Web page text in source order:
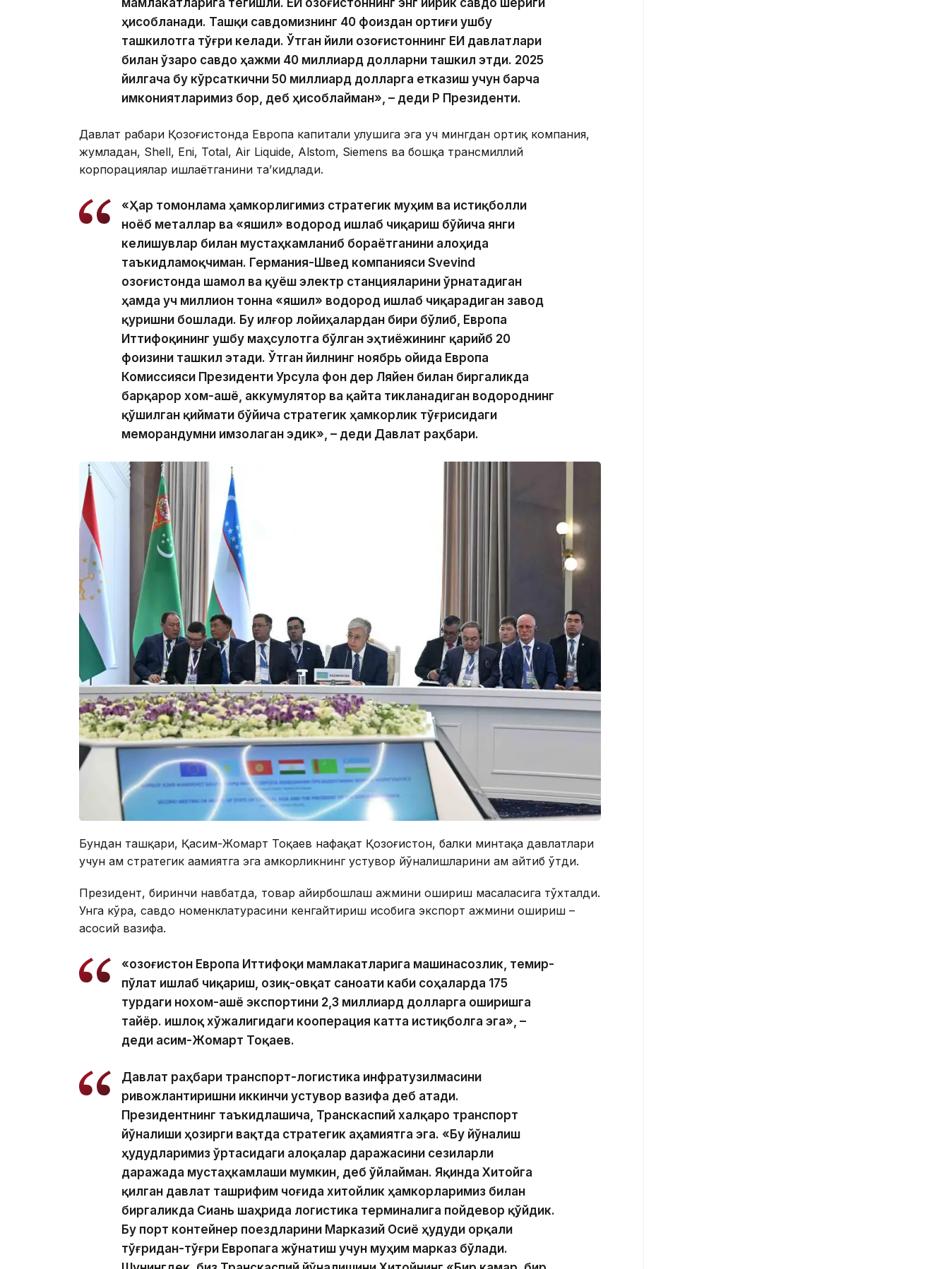
ҳисобланади. Ташқи савдомизнинг 40 фоиздан ортиғи ушбу
ташкилотга тўғри келади. Ўтган йили Қозоғистоннинг ЕИ давлатлари
билан ўзаро савдо ҳажми 40 миллиард долларни ташкил этди. 2025
йилгача бу кўрсаткични 50 миллиард долларга етказиш учун барча
имкониятларимиз бор, деб ҳисоблайман», – деди ҚР Президенти.
Давлат раҳбари Қозоғистонда Европа капитали улушига эга уч мингдан ортиқ компания,
жумладан, Shell, Eni, Total, Air Liquide, Alstom, Siemens ва бошқа трансмиллий
корпорациялар ишлаётганини таʼкидлади.
«Ҳар томонлама ҳамкорлигимиз стратегик муҳим ва истиқболли
ноёб металлар ва «яшил» водород ишлаб чиқариш бўйича янги
келишувлар билан мустаҳкамланиб бораётганини алоҳида
таъкидламоқчиман. Германия-Швед компанияси Svevind
Қозоғистонда шамол ва қуёш электр станцияларини ўрнатадиган
ҳамда уч миллион тонна «яшил» водород ишлаб чиқарадиган завод
қуришни бошлади. Бу илғор лойиҳалардан бири бўлиб, Европа
Иттифоқининг ушбу маҳсулотга бўлган эҳтиёжининг қарийб 20
фоизини ташкил этади. Ўтган йилнинг ноябрь ойида Европа
Комиссияси Президенти Урсула фон дер Ляйен билан биргаликда
барқарор хом-ашё, аккумулятор ва қайта тикланадиган водороднинг
қўшилган қиймати бўйича стратегик ҳамкорлик тўғрисидаги
меморандумни имзолаган эдик», – деди Давлат раҳбари.
Бундан ташқари, Қасим-Жомарт Тоқаев нафақат Қозоғистон, балки минтақа давлатлари
учун ҳам стратегик аҳамиятга эга ҳамкорликнинг устувор йўналишларини ҳам айтиб ўтди.
Президент, биринчи навбатда, товар айирбошлаш ҳажмини ошириш масаласига тўхталди.
Унга кўра, савдо номенклатурасини кенгайтириш ҳисобига экспорт ҳажмини ошириш –
асосий вазифа.
«Қозоғистон Европа Иттифоқи мамлакатларига машинасозлик, темир-
пўлат ишлаб чиқариш, озиқ-овқат саноати каби соҳаларда 175
турдаги нохом-ашё экспортини 2,3 миллиард долларга оширишга
тайёр. Қишлоқ хўжалигидаги кооперация катта истиқболга эга», –
деди Қасим-Жомарт Тоқаев.
Давлат раҳбари транспорт-логистика инфратузилмасини
ривожлантиришни иккинчи устувор вазифа деб атади.
Президентнинг таъкидлашича, Транскаспий халқаро транспорт
йўналиши ҳозирги вақтда стратегик аҳамиятга эга. «Бу йўналиш
ҳудудларимиз ўртасидаги алоқалар даражасини сезиларли
даражада мустаҳкамлаши мумкин, деб ўйлайман. Яқинда Хитойга
қилган давлат ташрифим чоғида хитойлик ҳамкорларимиз билан
биргаликда Сиань шаҳрида логистика терминалига пойдевор қўйдик.
Бу порт контейнер поездларини Марказий Осиё ҳудуди орқали
тўғридан-тўғри Европага жўнатиш учун муҳим марказ бўлади.